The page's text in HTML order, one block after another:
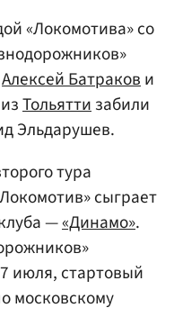
«Локомотива» со
Алексей Батракови
Тольяттизабили
Эльдарушев.
тура
сыграет
—«Динамо».
июля, стартовый
московскому